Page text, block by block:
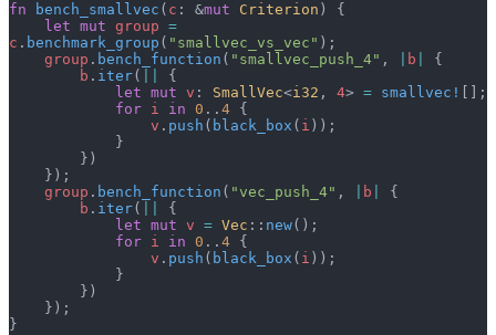
fn bench_smallvec ( c : &mut Criterion ) {
    let
mut group =
c . benchmark_group ( "smallvec_vs_vec" );
    group
. bench_function ( "smallvec_push_4" , b
{
        b
. iter(
{
            let
mut v : SmallVec<i32 , 4> = smallvec!
[];
            for
i in 0 .. 4 {
                v
. push ( black_box ( i ));
            }
        })
    });
    group
. bench_function ( "vec_push_4" , b
{
        b
. iter(
{
            let
mut v = Vec :: new();
            for
i in 0 .. 4 {
                v
. push ( black_box ( i ));
            }
        })
    });
}